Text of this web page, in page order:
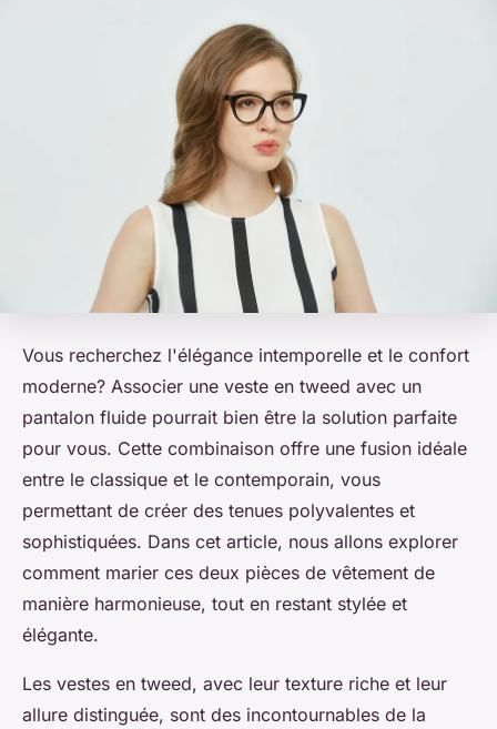
Vous recherchez l'élégance intemporelle et le confort
moderne? Associer une veste en tweed avec un
pantalon fluide pourrait bien être la solution parfaite
pour vous. Cette combinaison offre une fusion idéale
entre le classique et le contemporain, vous
permettant de créer des tenues polyvalentes et
sophistiquées. Dans cet article, nous allons explorer
comment marier ces deux pièces de vêtement de
manière harmonieuse, tout en restant stylée et
élégante.
Les vestes en tweed, avec leur texture riche et leur
allure distinguée, sont des incontournables de la